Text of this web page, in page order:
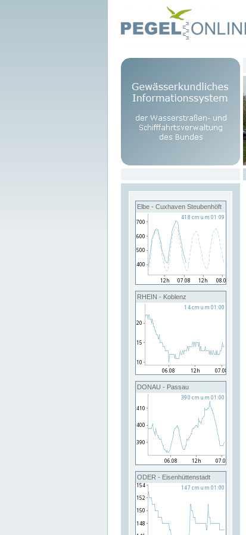
Elbe - Cuxhaven Steubenhöft
RHEIN - Koblenz
DONAU - Passau
ODER - Eisenhüttenstadt